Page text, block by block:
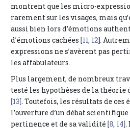
montrent que les micro-
rarement sur les visages, mais
aussi bien lors d’émotions
d’émotions cachées [11, 12].
expressions ne s’avèrent pas
les affabulateurs.
Plus largement, de nombreux
testé les hypothèses de la théorie
[13]. Toutefois, les résultats de ces
l’ouverture d’un débat scientifique
pertinence et de sa validité [8, 14].